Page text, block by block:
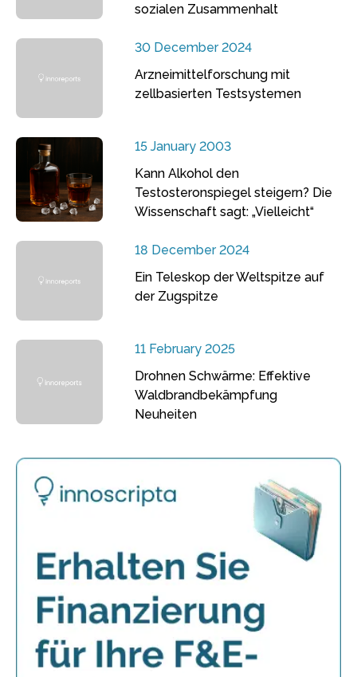
sozialen Zusammenhalt
30 December 2024
Arzneimittelforschung mit
zellbasierten Testsystemen
15 January 2003
Kann Alkohol den
Testosteronspiegel steigern? Die
Wissenschaft sagt: „Vielleicht“
18 December 2024
Ein Teleskop der Weltspitze auf
der Zugspitze
11 February 2025
Drohnen Schwärme: Effektive
Waldbrandbekämpfung
Neuheiten